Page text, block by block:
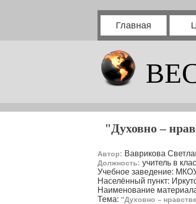
Главная
"Духовно –
Автор: Ваврикова
Должность: учитель в
Учебное заведение:
Населённый пункт:
Наименование
Тема: "Духовно –